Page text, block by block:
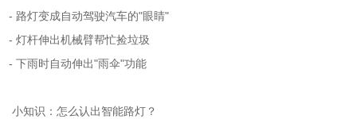
- 路灯变成自动驾驶汽车的"眼睛"
- 灯杆伸出机械臂帮忙捡垃圾
- 下雨时自动伸出"雨伞"功能
小知识：怎么认出智能路灯？